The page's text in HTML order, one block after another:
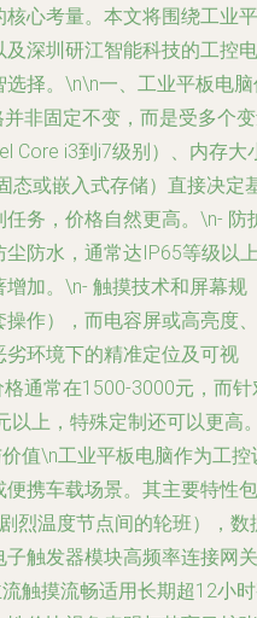
心考量。本文将围绕工业平
深圳研江智能科技的工控电
选择。\n\n一、工业平板电
非固定不变，而是受多个
Core i3到i7级别）、内存大
态或嵌入式存储）直接决定
务，价格自然更高。\n- 防
尘防水，通常达IP65等级以
增加。\n- 触摸技术和屏幕规
操作），而电容屏或高亮度、
环境下的精准定位及可视
通常在1500-3000元，而针
以上，特殊定制还可以更高
值\n工业平板电脑作为工控
携车载场景。其主要特性包
烈温度节点间的轮班），数
触发器模块高频率连接网关
触摸流畅适用长期超12小